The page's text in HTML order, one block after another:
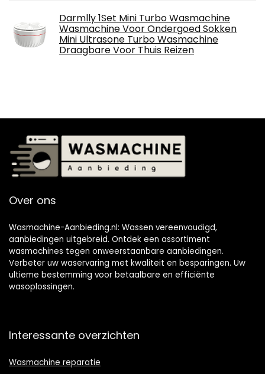
Darmlly 1Set Mini Turbo Wasmachine
Wasmachine Voor Ondergoed Sokken
Mini Ultrasone Turbo Wasmachine
Draagbare Voor Thuis Reizen
Over ons
Wasmachine-Aanbieding.nl: Wassen vereenvoudigd,
aanbiedingen uitgebreid. Ontdek een assortiment
wasmachines tegen onweerstaanbare aanbiedingen.
Verbeter uw waservaring met kwaliteit en besparingen. Uw
ultieme bestemming voor betaalbare en efficiënte
wasoplossingen.
Interessante overzichten
Wasmachine reparatie